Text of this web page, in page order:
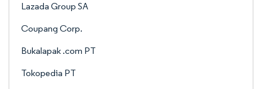
Lazada Group SA
Coupang Corp.
Bukalapak .com PT
Tokopedia PT